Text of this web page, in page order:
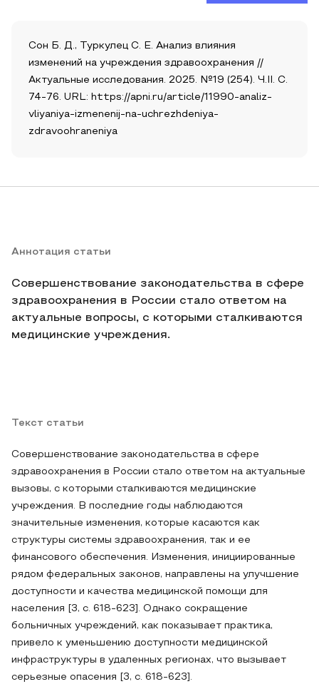
Сон Б. Д., Туркулец С. Е. Анализ влияния
изменений на учреждения здравоохранения //
Актуальные исследования. 2025. №19 (254). Ч.II. С.
74-76. URL: https://apni.ru/article/11990-analiz-
vliyaniya-izmenenij-na-uchrezhdeniya-
zdravoohraneniya
Аннотация статьи
Совершенствование законодательства в сфере
здравоохранения в России стало ответом на
актуальные вопросы, с которыми сталкиваются
медицинские учреждения.
Текст статьи
Совершенствование законодательства в сфере
здравоохранения в России стало ответом на актуальные
вызовы, с которыми сталкиваются медицинские
учреждения. В последние годы наблюдаются
значительные изменения, которые касаются как
структуры системы здравоохранения, так и ее
финансового обеспечения. Изменения, инициированные
рядом федеральных законов, направлены на улучшение
доступности и качества медицинской помощи для
населения [3, с. 618-623]. Однако сокращение
больничных учреждений, как показывает практика,
привело к уменьшению доступности медицинской
инфраструктуры в удаленных регионах, что вызывает
серьезные опасения [3, с. 618-623].